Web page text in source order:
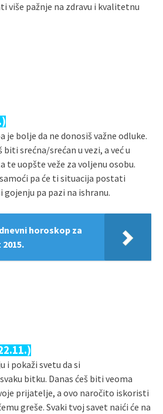
više pažnje na zdravu i kvalitetnu
je bolje da ne donosiš važne odluke.
srećna/srećan u vezi, a već u
te uopšte veže za voljenu osobu.
pa će ti situacija postati
pa pazi na ishranu.
horoskop za
i pokaži svetu da si
bitku. Danas ćeš biti veoma
prijatelje, a ovo naročito iskoristi
greše. Svaki tvoj savet naići će na